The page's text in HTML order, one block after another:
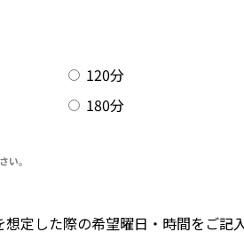
120分
180分
い。
定した際の希望曜日・時間をご記